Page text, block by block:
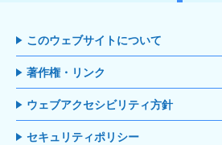
このウェブサイトについて
著作権・リンク
ウェブアクセシビリティ方針
セキュリティポリシー